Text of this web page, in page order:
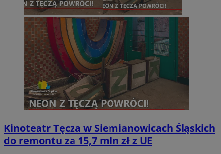
Kinoteatr Tęcza w Siemianowicach Śląskich
do remontu za 15,7 mln zł z UE